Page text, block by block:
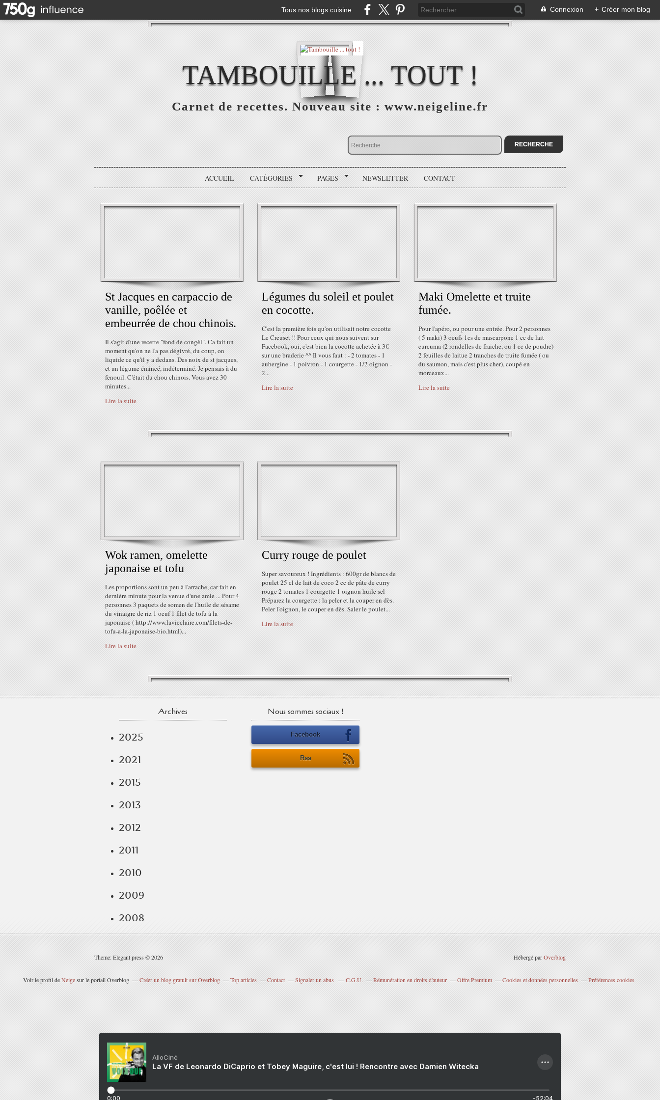
Tous nos blogs cuisine Connexion + Créer mon blog
TAMBOUILLE ... TOUT !
Carnet de recettes. Nouveau site : www.neigeline.fr
ACCUEIL CATÉGORIES PAGES NEWSLETTER CONTACT
St Jacques en carpaccio de
vanille, poêlée et
embeurrée de chou chinois.
Il s'agit d'une recette "fond de congèl". Ca fait un
moment qu'on ne l'a pas dégivré, du coup, on
liquide ce qu'il y a dedans. Des noix de st jacques,
et un légume émincé, indéterminé. Je pensais à du
fenouil. C'était du chou chinois. Vous avez 30
minutes...
Lire la suite
Légumes du soleil et poulet
en cocotte.
C'est la première fois qu'on utilisait notre cocotte
Le Creuset !! Pour ceux qui nous suivent sur
Facebook, oui, c'est bien la cocotte achetée à 3€
sur une braderie ^^ Il vous faut : - 2 tomates - 1
aubergine - 1 poivron - 1 courgette - 1/2 oignon -
2...
Lire la suite
Maki Omelette et truite
fumée.
Pour l'apéro, ou pour une entrée. Pour 2 personnes
( 5 maki) 3 oeufs 1cs de mascarpone 1 cc de lait
curcuma (2 rondelles de fraiche, ou 1 cc de poudre)
2 feuilles de laitue 2 tranches de truite fumée ( ou
du saumon, mais c'est plus cher), coupé en
morceaux...
Lire la suite
Wok ramen, omelette
japonaise et tofu
Les proportions sont un peu à l'arrache, car fait en
dernière minute pour la venue d'une amie ... Pour 4
personnes 3 paquets de somen de l'huile de sésame
du vinaigre de riz 1 oeuf 1 filet de tofu à la
japonaise ( http://www.lavieclaire.com/filets-de-
tofu-a-la-japonaise-bio.html)...
Lire la suite
Curry rouge de poulet
Super savoureux ! Ingrédients : 600gr de blancs de
poulet 25 cl de lait de coco 2 cc de pâte de curry
rouge 2 tomates 1 courgette 1 oignon huile sel
Préparez la courgette : la peler et la couper en dès.
Peler l'oignon, le couper en dès. Saler le poulet...
Lire la suite
Archives
2025
2021
2015
2013
2012
2011
2010
2009
2008
Nous sommes sociaux !
Facebook
Rss
Theme: Elegant press © 2026 Hébergé parOverblog
Voir le profil deNeigesur le portail Overblog Créer un blog gratuit sur Overblog Top articles Contact Signaler un abus C.G.U. Rémunération en droits d'auteur Offre Premium Cookies et données personnelles Préférences cookies
AlloCiné
La VF de Leonardo DiCaprio et Tobey Maguire, c'est lui ! Rencontre avec Damien Witecka
0:00 -52:04